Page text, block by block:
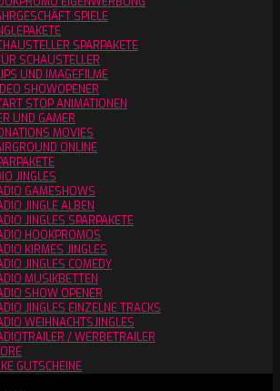
SPIELE
SPARPAKETE
SCHAUSTELLER
UND IMAGEFILME
SHOWOPENER
STOP ANIMATIONEN
UND GAMER
MOVIES
ONLINE
JINGLES
GAMESHOWS
JINGLE ALBEN
JINGLES SPARPAKETE
HOOKPROMOS
KIRMES JINGLES
JINGLES COMEDY
MUSIKBETTEN
SHOW OPENER
JINGLES EINZELNE TRACKS
WEIHNACHTSJINGLES
/ WERBETRAILER
GUTSCHEINE